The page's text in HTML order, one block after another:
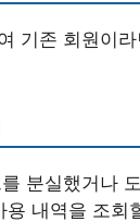
기존 회원이
분실했거나
내역을 조